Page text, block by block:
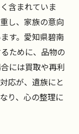
含まれていま
し、家族の意向
す。愛知県碧南
ために、品物の
には買取や再利
応が、遺族にと
り、心の整理に